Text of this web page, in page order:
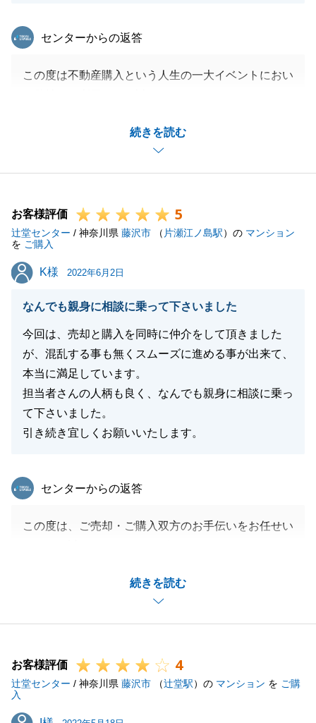
続きを読む
東急リバブル
センターからの返答
この度は不動産購入という人生の一大イベントにおい
たが、ご対応いただきありがとうございました。
また、ご指摘いただきました点は真摯に受け止め、お
客様ごとのニーズに寄り添った対応ができるよう今後
何かお困りごと、お役に立てる機会がございました
ら、いつでもご相談をお待ちしております。
今後とも宜しくお願い申し上げます。
閉じる
お客様評価 5
辻堂センター / 神奈川県 藤沢市 （ 片瀬江ノ島駅）の マンション
を ご購入
K様
K様 2022年6月2日
なんでも親身に相談に乗って下さいました
今回は、売却と購入を同時に仲介をして頂きました
が、混乱する事も無くスムーズに進める事が出来て、
本当に満足しています。
担当者さんの人柄も良く、なんでも親身に相談に乗っ
て下さいました。
引き続き宜しくお願いいたします。
続きを読む
東急リバブル
センターからの返答
この度は、ご売却・ご購入双方のお手伝いをお任せい
ら、Ｋ様がいつも柔軟にご対応して下さったため、滞
りなくお取引を終えることができました。
ありがとうございました。
ちしております。
今後とも宜しくお願い申し上げます。
お客様評価 4
辻堂センター / 神奈川県 藤沢市 （辻堂駅）の マンション を ご購
入
I様